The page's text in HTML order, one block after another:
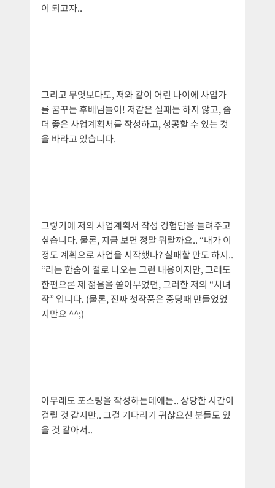
이 되고자..
그리고 무엇보다도, 저와 같이 어린 나이에 사업가
를 꿈꾸는 후배님들이! 저같은 실패는 하지 않고, 좀
더 좋은 사업계획서를 작성하고, 성공할 수 있는 것
을 바라고 있습니다.
그렇기에 저의 사업계획서 작성 경험담을 들려주고
싶습니다. 물론, 지금 보면 정말 뭐랄까요.. “내가 이
정도 계획으로 사업을 시작했나? 실패할 만도 하지..
“라는 한숨이 절로 나오는 그런 내용이지만, 그래도
한편으론 제 젊음을 쏟아부었던, 그러한 저의 “처녀
작” 입니다. (물론, 진짜 첫작품은 중딩때 만들었었
지만요 ^^;)
아무래도 포스팅을 작성하는데에는.. 상당한 시간이
걸릴 것 같지만.. 그걸 기다리기 귀찮으신 분들도 있
을 것 같아서..